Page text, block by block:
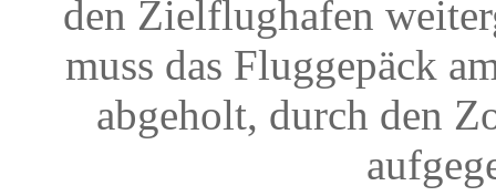
den Zielflughafen
muss das Fluggepäck
abgeholt, durch den